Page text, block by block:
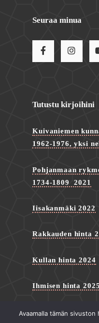
Seuraa minua
Tutustu kirjoihini
Kuivaniemen
1962-1976, yksi
Pohjanmaan
1734-1809 2021
Iisakanmäki 2022
Rakkauden hinta
Kullan hinta 2024
Ihmisen hinta 2025
Avaamalla tämän